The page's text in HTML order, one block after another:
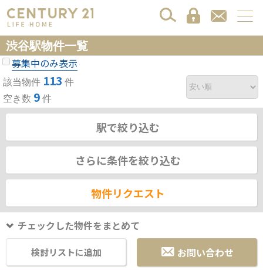
渋谷駅物件一覧
募集中のみ表示
該当物件 113 件
空き数 9 件
駅で絞り込む
さらに条件を絞り込む
物件リクエスト
チェックした物件をまとめて
検討リストに追加 お問い合わせ